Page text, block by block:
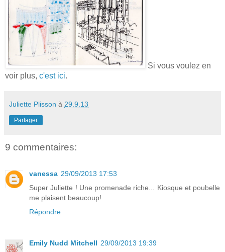
Si vous voulez en
voir plus, c'est ici.
Juliette Plisson à 29.9.13
Partager
9 commentaires:
vanessa 29/09/2013 17:53
Super Juliette ! Une promenade riche... Kiosque et poubelle
me plaisent beaucoup!
Répondre
Emily Nudd Mitchell 29/09/2013 19:39